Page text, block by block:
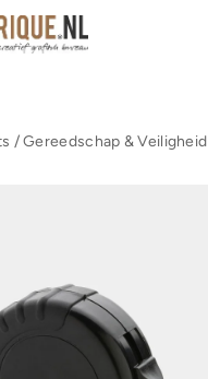
/Gereedschap & Veiligheid